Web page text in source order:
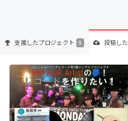
支援したプロジェクト 9 投稿した